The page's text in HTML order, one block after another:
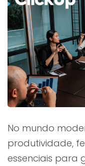
No mundo
produtividade,
essenciais para